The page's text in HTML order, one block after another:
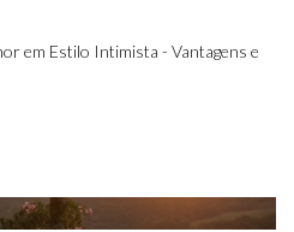
em Estilo Intimista - Vantagens e